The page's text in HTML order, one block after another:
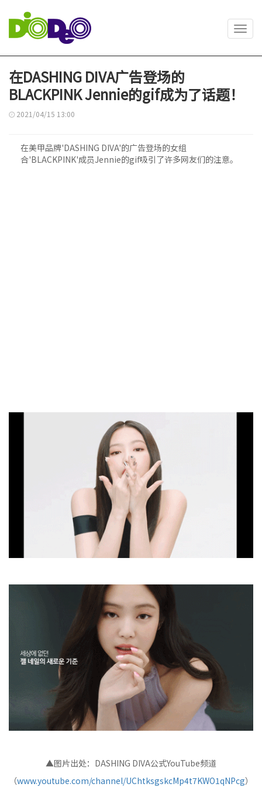
在DASHING DIVA广告登场的
BLACKPINK Jennie的gif成为了话题！
2021/04/15 13:00
在美甲品牌'DASHING DIVA'的广告登场的女组
合'BLACKPINK'成员Jennie的gif吸引了许多网友们的注意。
▲图片出处：DASHING DIVA公式YouTube频道
（www.youtube.com/channel/UChtksgskcMp4t7KWO1qNPcg）